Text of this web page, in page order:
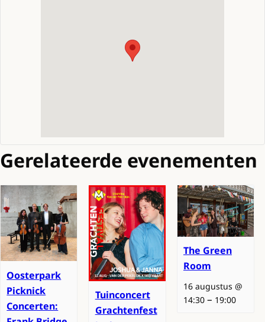
Gerelateerde evenementen
Oosterpark
Picknick
Concerten:
Tuinconcert
Grachtenfest
The Green
Room
16 augustus @
14:30– 19:00